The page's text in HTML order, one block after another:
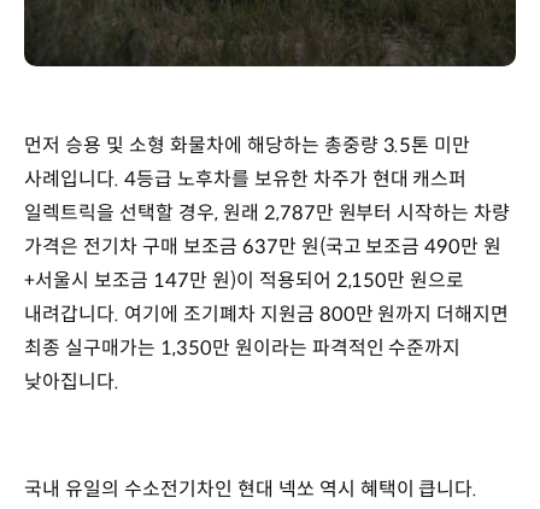
먼저 승용 및 소형 화물차에 해당하는 총중량 3.5톤 미만
사례입니다. 4등급 노후차를 보유한 차주가 현대 캐스퍼
일렉트릭을 선택할 경우, 원래 2,787만 원부터 시작하는 차량
가격은 전기차 구매 보조금 637만 원(국고 보조금 490만 원
+서울시 보조금 147만 원)이 적용되어 2,150만 원으로
내려갑니다. 여기에 조기폐차 지원금 800만 원까지 더해지면
최종 실구매가는 1,350만 원이라는 파격적인 수준까지
낮아집니다.
국내 유일의 수소전기차인 현대 넥쏘 역시 혜택이 큽니다.